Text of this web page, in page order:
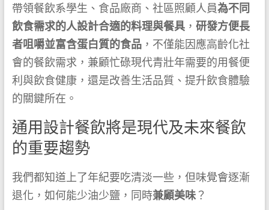
帶領餐飲系學生、食品廠商、社區照顧人員為不同
飲食需求的人設計合適的料理與餐具， 研發方便長
者咀嚼並富含蛋白質的食品，不僅能因應高齡化社
會的餐飲需求，兼顧忙碌現代青壯年需要的用餐便
利與飲食健康，還是改善生活品質、提升飲食體驗
的關鍵所在。
通用設計餐飲將是現代及未來餐飲
的重要趨勢
我們都知道上了年紀要吃清淡一些，但味覺會逐漸
退化，如何能少油少鹽，同時兼顧美味？